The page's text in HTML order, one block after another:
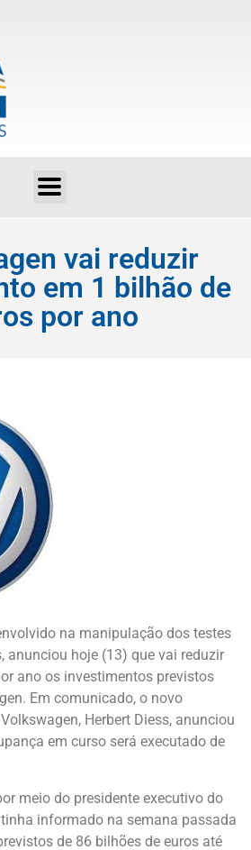
vai reduzir
em 1 bilhão de
por ano
na manipulação dos testes
anunciou hoje (13) que vai reduzir
ano os investimentos previstos
Em comunicado, o novo
Herbert Diess, anunciou
em curso será executado de
meio do presidente executivo do
informado na semana passada
de 86 bilhões de euros até